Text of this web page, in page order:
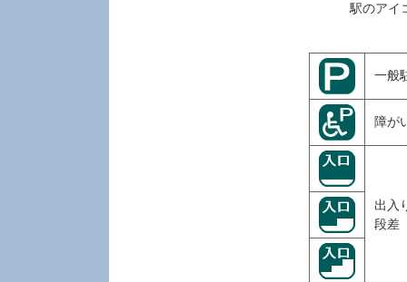
駅のアイ
一般
障が
出入
段差